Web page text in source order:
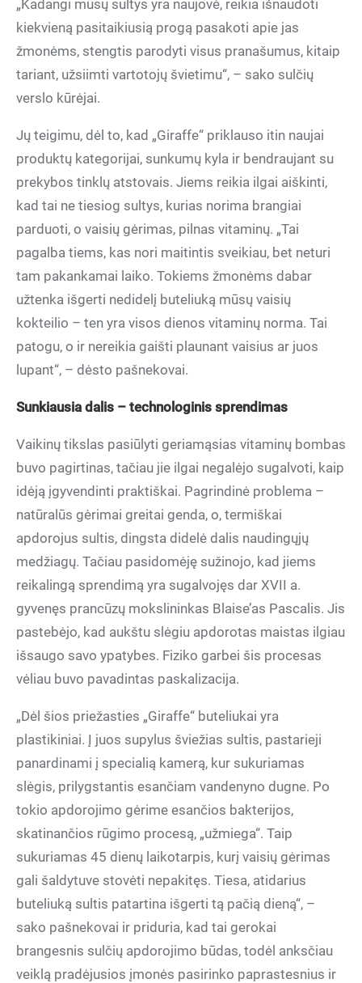
„Kadangi mūsų sultys yra naujovė, reikia išnaudoti
kiekvieną pasitaikiusią progą pasakoti apie jas
žmonėms, stengtis parodyti visus pranašumus, kitaip
tariant, užsiimti vartotojų švietimu“, – sako sulčių
verslo kūrėjai.
Jų teigimu, dėl to, kad „Giraffe“ priklauso itin naujai
produktų kategorijai, sunkumų kyla ir bendraujant su
prekybos tinklų atstovais. Jiems reikia ilgai aiškinti,
kad tai ne tiesiog sultys, kurias norima brangiai
parduoti, o vaisių gėrimas, pilnas vitaminų. „Tai
pagalba tiems, kas nori maitintis sveikiau, bet neturi
tam pakankamai laiko. Tokiems žmonėms dabar
užtenka išgerti nedidelį buteliuką mūsų vaisių
kokteilio – ten yra visos dienos vitaminų norma. Tai
patogu, o ir nereikia gaišti plaunant vaisius ar juos
lupant“, – dėsto pašnekovai.
Sunkiausia dalis – technologinis sprendimas
Vaikinų tikslas pasiūlyti geriamąsias vitaminų bombas
buvo pagirtinas, tačiau jie ilgai negalėjo sugalvoti, kaip
idėją įgyvendinti praktiškai. Pagrindinė problema –
natūralūs gėrimai greitai genda, o, termiškai
apdorojus sultis, dingsta didelė dalis naudingųjų
medžiagų. Tačiau pasidomėję sužinojo, kad jiems
reikalingą sprendimą yra sugalvojęs dar XVII a.
gyvenęs prancūzų mokslininkas Blaise’as Pascalis. Jis
pastebėjo, kad aukštu slėgiu apdorotas maistas ilgiau
išsaugo savo ypatybes. Fiziko garbei šis procesas
vėliau buvo pavadintas paskalizacija.
„Dėl šios priežasties „Giraffe“ buteliukai yra
plastikiniai. Į juos supylus šviežias sultis, pastarieji
panardinami į specialią kamerą, kur sukuriamas
slėgis, prilygstantis esančiam vandenyno dugne. Po
tokio apdorojimo gėrime esančios bakterijos,
skatinančios rūgimo procesą, „užmiega“. Taip
sukuriamas 45 dienų laikotarpis, kurį vaisių gėrimas
gali šaldytuve stovėti nepakitęs. Tiesa, atidarius
buteliuką sultis patartina išgerti tą pačią dieną“, –
sako pašnekovai ir priduria, kad tai gerokai
brangesnis sulčių apdorojimo būdas, todėl anksčiau
veiklą pradėjusios įmonės pasirinko paprastesnius ir